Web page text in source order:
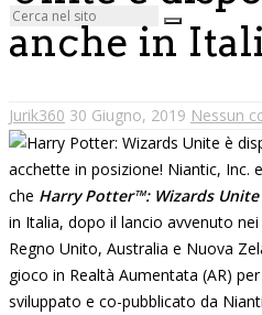
anche in
Jurik360 30 Giugno, 2019 Nessun
acchette in posizione! Niantic, Inc.
che Harry Potter™: Wizards Unite
in Italia, dopo il lancio avvenuto
Regno Unito, Australia e Nuova
gioco in Realtà Aumentata (AR)
sviluppato e co-pubblicato da